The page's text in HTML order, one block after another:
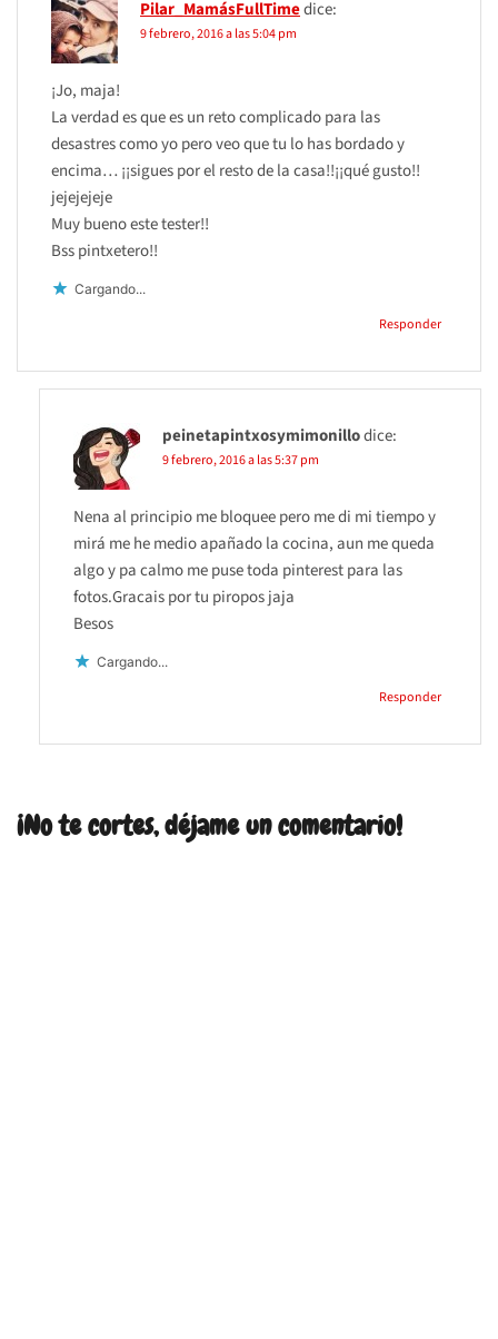
Pilar_MamásFullTimedice:
9 febrero, 2016 a las 5:04 pm
¡Jo, maja!
La verdad es que es un reto complicado para las
desastres como yo pero veo que tu lo has bordado y
encima… ¡¡sigues por el resto de la casa!!¡¡qué gusto!!
jejejejeje
Muy bueno este tester!!
Bss pintxetero!!
Cargando...
Responder
peinetapintxosymimonillodice:
9 febrero, 2016 a las 5:37 pm
Nena al principio me bloquee pero me di mi tiempo y
mirá me he medio apañado la cocina, aun me queda
algo y pa calmo me puse toda pinterest para las
fotos.Gracais por tu piropos jaja
Besos
Cargando...
Responder
¡No te cortes, déjame un comentario!